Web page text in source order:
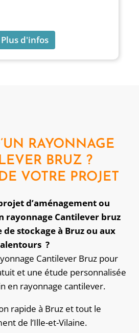
Plus d'infos
RAYONNAGE
BRUZ ?
VOTRE PROJET
d’aménagement ou
rayonnage Cantilever bruz
stockage à Bruz ou aux
alentours ?
Cantilever Bruz pour
et une étude personnalisée
en rayonnage cantilever.
rapide à Bruz et tout le
de l’Ille-et-Vilaine.